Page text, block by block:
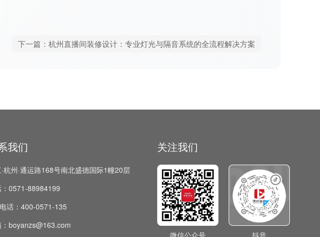
下一篇：杭州直播间装修设计：专业灯光与隔音系统的全流程解决方案
我们
杭州·通运路168号南北盛德国际1幢20层
：0571-88984199
话：400-0571-135
：boyanzs@163.com
关注我们
微信公众号 抖音